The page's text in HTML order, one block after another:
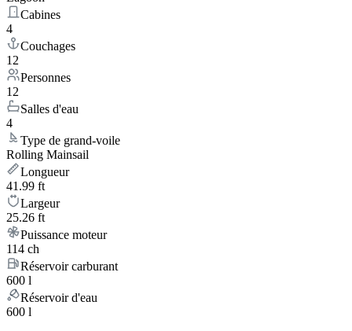
Cabines
4
Couchages
12
Personnes
12
Salles d'eau
4
Type de grand-voile
Rolling Mainsail
Longueur
41.99 ft
Largeur
25.26 ft
Puissance moteur
114 ch
Réservoir carburant
600 l
Réservoir d'eau
600 l